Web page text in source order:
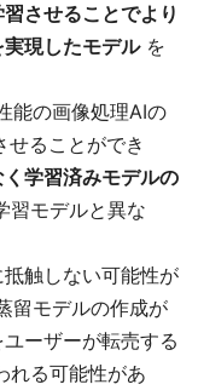
させることでより
現したモデルを
能の画像処理AIの
ることができ
学習済みモデルの
習モデルと異な
触しない可能性が
留モデルの作成が
ーザーが転売する
れる可能性があ